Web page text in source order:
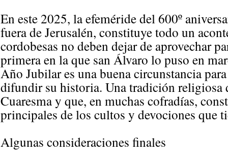
En este 2025, la efeméride del 600º
fuera de Jerusalén, constituye todo un
cordobesas no deben dejar de aprovechar
primera en la que san Álvaro lo puso en
Año Jubilar es una buena circunstancia
difundir su historia. Una tradición religiosa
Cuaresma y que, en muchas cofradías,
principales de los cultos y devociones que
Algunas consideraciones finales